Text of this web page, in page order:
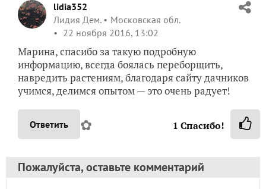
lidia352
Лидия Дем.
Московская обл.
22 ноября 2016, 13:02
Марина, спасибо за такую подробную
информацию, всегда боялась переборщить,
навредить растениям, благодаря сайту дачников
учимся, делимся опытом — это очень радует!
Ответить ✿ 1 Спасибо!
Пожалуйста, оставьте комментарий